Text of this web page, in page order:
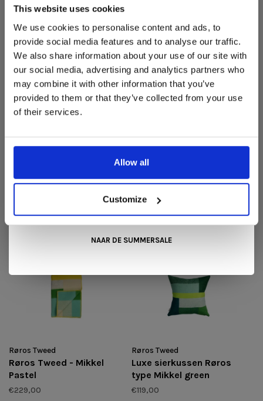
This website uses cookies
We use cookies to personalise content and ads, to
provide social media features and to analyse our traffic.
We also share information about your use of our site with
our social media, advertising and analytics partners who
may combine it with other information that you’ve
provided to them or that they’ve collected from your use
of their services.
Allow all
Customize
REVIEWS
GERELATEERDE PRODUCTEN
Røros Tweed
Røros Tweed - Mikkel
Pastel
€229,00
Røros Tweed
Luxe sierkussen Røros
type Mikkel green
€119,00
woonaccessoires aan te schaffen met aantrekkelijke kortingen.
In onze showroom vind je een uitgebreide selectie
designmeubelen van gerenommeerde Nederlandse en Europese
merken. Onder andere showroommodellen vanHarvink,
Gelderland,Swedese,Sculptures JeuxenArtisanzijn nu extra
voordelig verkrijgbaar. Profiteer van unieke aanbiedingen zolang
de voorraad strekt!
Liever nieuw bestellen? Ook dan krijgt u een vriendelijke
designmeubel geheel naar wens samen te stellen, met de
mag verwachten.
Kom langs in onze showroom, doe inspiratie op en ontdek de
mooiste aanbiedingen tijdens de
Summer Sale van Snip
. De koffie of thee staat voor je klaar!
NAAR DE SUMMERSALE